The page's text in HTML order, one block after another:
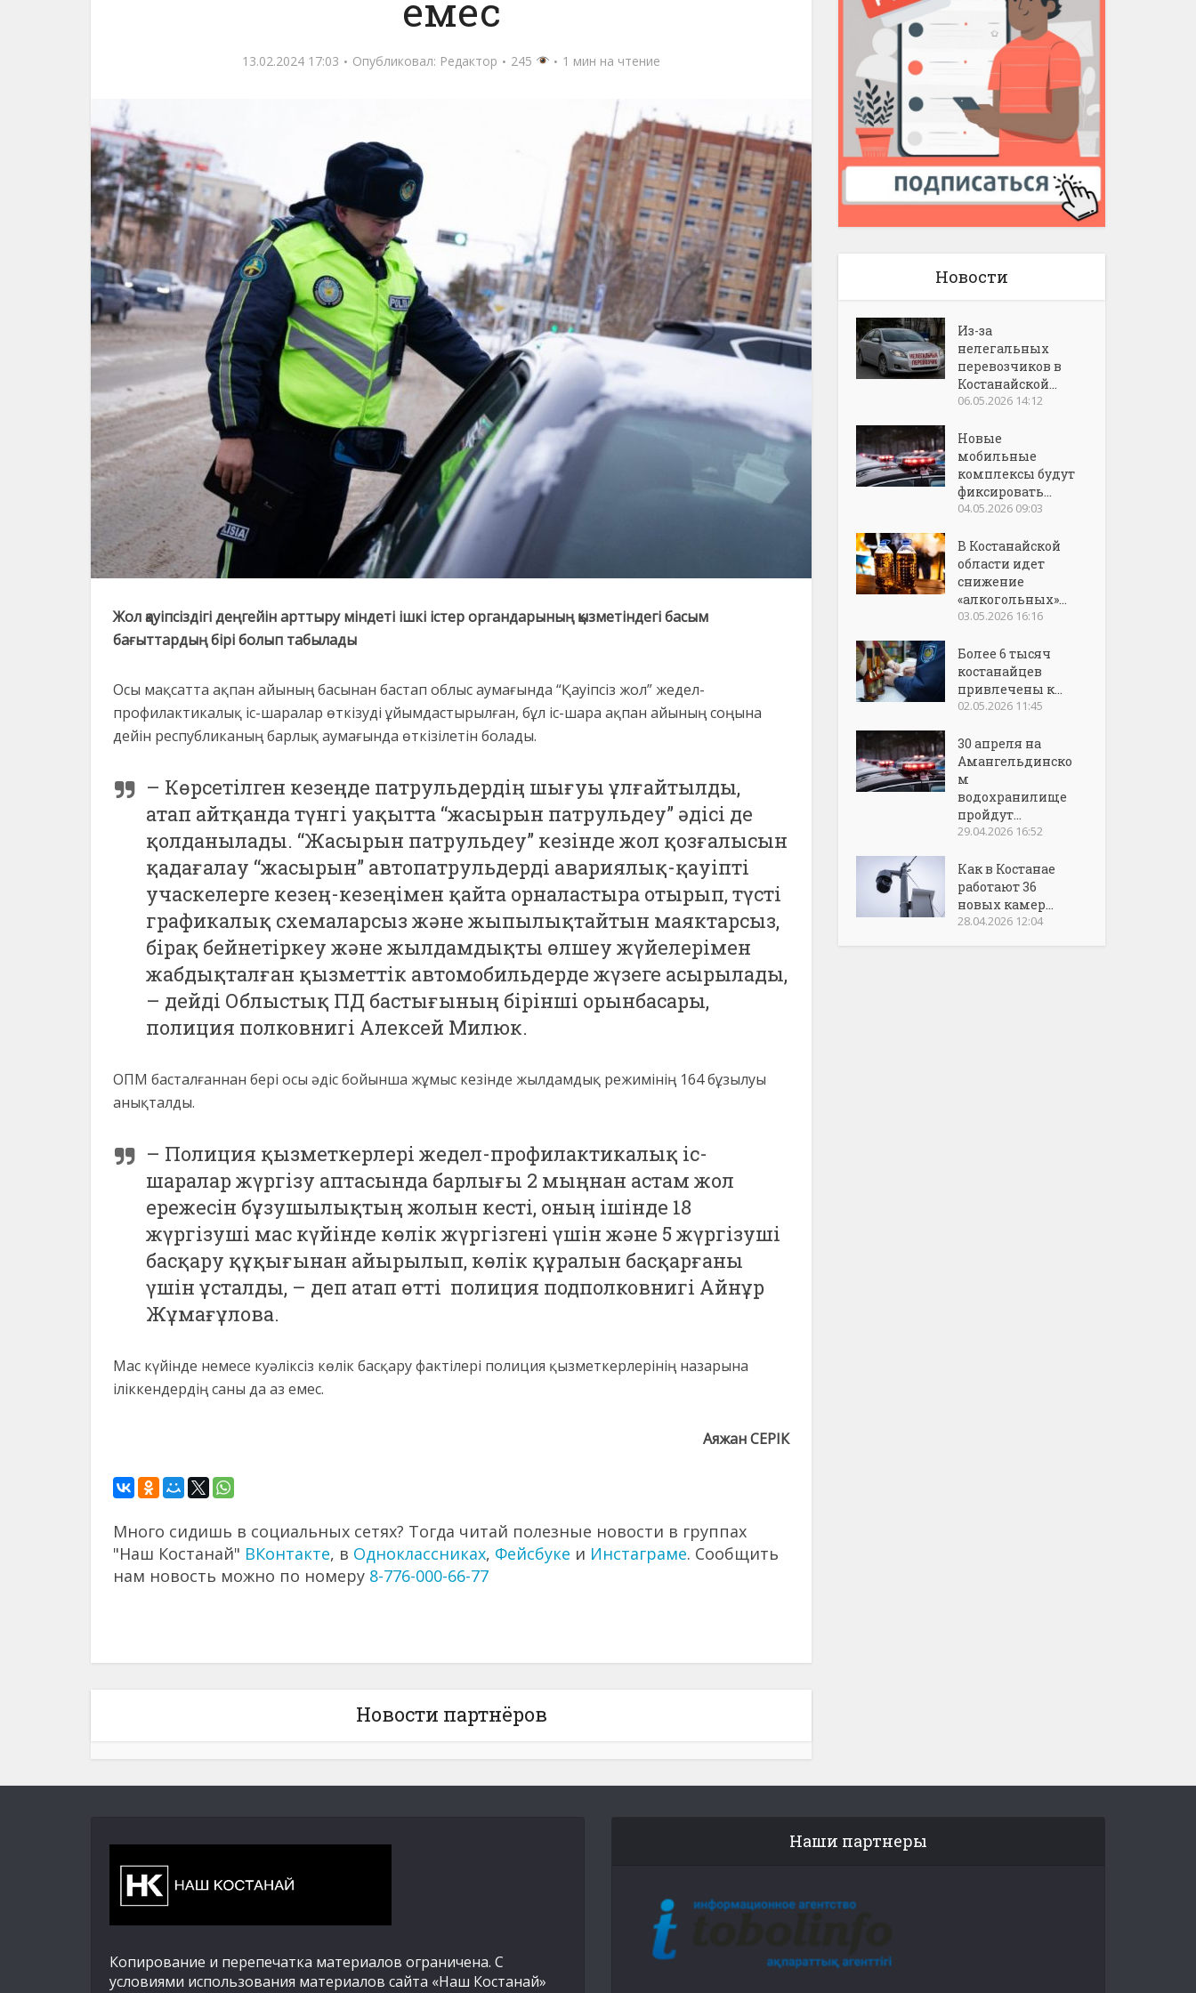
емес
13.02.2024 17:03 Опубликовал: Редактор 245 1 мин на чтение
Жол қауіпсіздігі деңгейін арттыру міндеті ішкі істер органдарының қызметіндегі басым
бағыттардың бірі болып табылады
Осы мақсатта ақпан айының басынан бастап облыс аумағында “Қауіпсіз жол” жедел-
профилактикалық іс-шаралар өткізуді ұйымдастырылған, бұл іс-шара ақпан айының соңына
дейін республиканың барлық аумағында өткізілетін болады.
– Көрсетілген кезеңде патрульдердің шығуы ұлғайтылды,
атап айтқанда түнгі уақытта “жасырын патрульдеу” әдісі де
қолданылады. “Жасырын патрульдеу” кезінде жол қозғалысын
қадағалау “жасырын” автопатрульдерді авариялық-қауіпті
учаскелерге кезең-кезеңімен қайта орналастыра отырып, түсті
графикалық схемаларсыз және жыпылықтайтын маяктарсыз,
бірақ бейнетіркеу және жылдамдықты өлшеу жүйелерімен
жабдықталған қызметтік автомобильдерде жүзеге асырылады,
– дейді Облыстық ПД бастығының бірінші орынбасары,
полиция полковнигі Алексей Милюк.
ОПМ басталғаннан бері осы әдіс бойынша жұмыс кезінде жылдамдық режимінің 164 бұзылуы
анықталды.
– Полиция қызметкерлері жедел-профилактикалық іс-
шаралар жүргізу аптасында барлығы 2 мыңнан астам жол
ережесін бұзушылықтың жолын кесті, оның ішінде 18
жүргізуші мас күйінде көлік жүргізгені үшін және 5 жүргізуші
басқару құқығынан айырылып, көлік құралын басқарғаны
үшін ұсталды, – деп атап өтті полиция подполковнигі Айнұр
Жұмағұлова.
Мас күйінде немесе куәліксіз көлік басқару фактілері полиция қызметкерлерінің назарына
іліккендердің саны да аз емес.
Аяжан СЕРІК
Много сидишь в социальных сетях? Тогда читай полезные новости в группах
"Наш Костанай" ВКонтакте, в Одноклассниках, Фейсбуке и Инстаграме. Сообщить
нам новость можно по номеру 8-776-000-66-77
Новости партнёров
Новости
Из-за
нелегальных
перевозчиков в
Костанайской...
06.05.2026 14:12
Новые
мобильные
комплексы будут
фиксировать...
04.05.2026 09:03
В Костанайской
области идет
снижение
«алкогольных»...
03.05.2026 16:16
Более 6 тысяч
костанайцев
привлечены к...
02.05.2026 11:45
30 апреля на
Амангельдинско
м
водохранилище
пройдут...
29.04.2026 16:52
Как в Костанае
работают 36
новых камер...
28.04.2026 12:04
Копирование и перепечатка материалов ограничена. С
условиями использования материалов сайта «Наш Костанай»
Наши партнеры